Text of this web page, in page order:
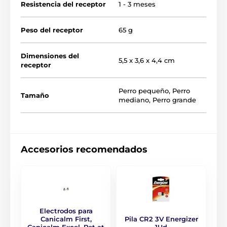
del cuello se mueve al ladrar. El principio
de funcionamiento implica que el
imposible que se active por los ladridos de un perro
desconocido.
Resistencia del receptor 1 - 3 meses
Peso del receptor 65 g
Dimensiones del
receptor
5,5 x 3,6 x 4,4 cm
Tamaño
Perro pequeño, Perro
mediano, Perro grande
Accesorios recomendados
Electrodos para
Canicalm First,
Pila CR2 3V Energizer